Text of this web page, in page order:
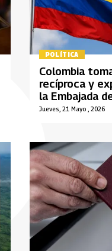
POLÍTICA
Jueves, 21 Mayo , 2026
Colombia
recíproca y
la Embajada